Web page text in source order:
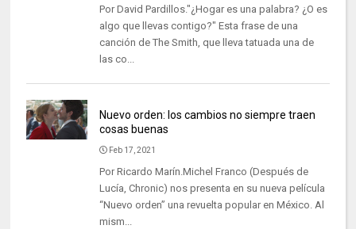
Por David Pardillos."¿Hogar es una palabra? ¿O es
algo que llevas contigo?" Esta frase de una
canción de The Smith, que lleva tatuada una de
las co...
Nuevo orden: los cambios no siempre traen
cosas buenas
Feb 17, 2021
Por Ricardo Marín.Michel Franco (Después de
Lucía, Chronic) nos presenta en su nueva película
“Nuevo orden” una revuelta popular en México. Al
mism...